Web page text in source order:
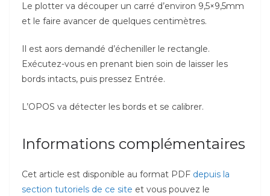
Le plotter va découper un carré d’environ 9,5×9,5mm
et le faire avancer de quelques centimètres.
Il est aors demandé d’écheniller le rectangle.
Exécutez-vous en prenant bien soin de laisser les
bords intacts, puis pressez Entrée.
L’OPOS va détecter les bords et se calibrer.
Informations complémentaires
Cet article est disponible au format PDF depuis la
section tutoriels de ce site et vous pouvez le